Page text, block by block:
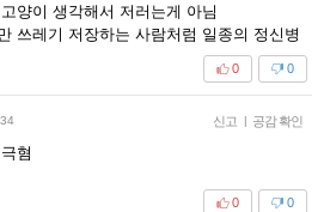
양이 생각해서 저러는게 아님
쓰레기 저장하는 사람처럼 일종의 정신병
0
0
신고 | 공감 확인
혐
0
0